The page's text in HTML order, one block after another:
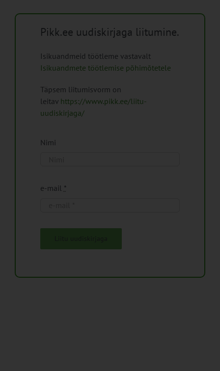
Pikk.ee uudiskirjaga liitumine.
Isikuandmeid töötleme vastavalt
Isikuandmete töötlemise põhimõtetele
Täpsem liitumisvorm on
leitav https://www.pikk.ee/liitu-
uudiskirjaga/
Nimi
e-mail *